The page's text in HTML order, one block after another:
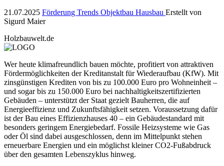
21.07.2025 Förderung Trends Objektbau Hausbau Erstellt von
Sigurd Maier
Holzbauwelt.de
Wer heute klimafreundlich bauen möchte, profitiert von attraktiven
Fördermöglichkeiten der Kreditanstalt für Wiederaufbau (KfW). Mit
zinsgünstigen Krediten von bis zu 100.000 Euro pro Wohneinheit –
und sogar bis zu 150.000 Euro bei nachhaltigkeitszertifizierten
Gebäuden – unterstützt der Staat gezielt Bauherren, die auf
Energieeffizienz und Zukunftsfähigkeit setzen. Voraussetzung dafür
ist der Bau eines Effizienzhauses 40 – ein Gebäudestandard mit
besonders geringem Energiebedarf. Fossile Heizsysteme wie Gas
oder Öl sind dabei ausgeschlossen, denn im Mittelpunkt stehen
erneuerbare Energien und ein möglichst kleiner CO2-Fußabdruck
über den gesamten Lebenszyklus hinweg.